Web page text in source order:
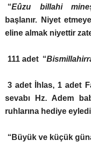
“Eûzu billahi
başlanır. Niyet
eline almak niyettir
111 adet “
3 adet İhlas, 1 adet
sevabı Hz. Adem
ruhlarına hediye
“Büyük ve küçük